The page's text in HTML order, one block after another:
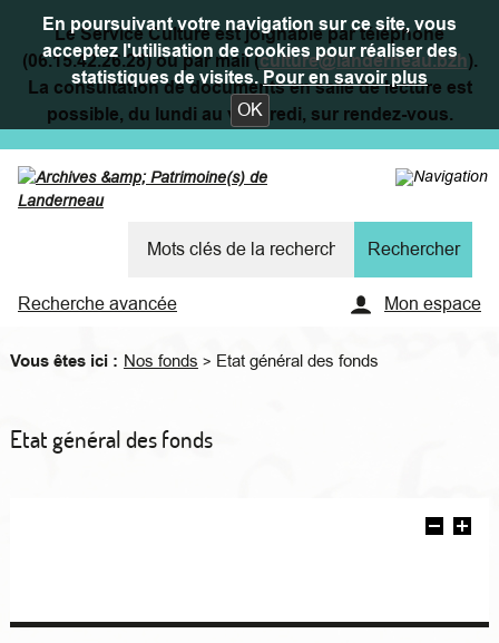
En poursuivant votre navigation sur ce site, vous
acceptez l'utilisation de cookies pour réaliser des
statistiques de visites.Pour en savoir plus
OK
Le Service Culture est joignable par téléphone
(06.15.42.26.28) ou par mail (culture@landerneau.bzh).
La consultation de documents en salle de lecture est
possible, du lundi au vendredi, sur rendez-vous.
Recherche avancée Mon espace
Vous êtes ici : Nos fonds > Etat général des fonds
Etat général des fonds